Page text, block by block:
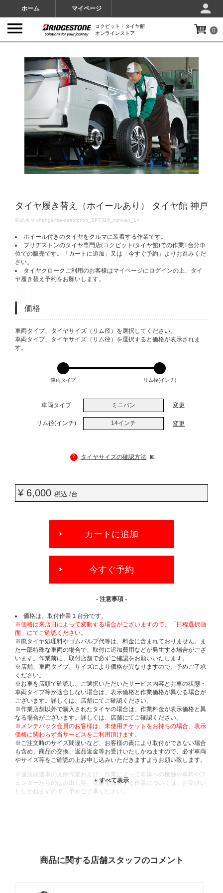
ホーム マイページ
コクピット・タイヤ館
オンラインストア
0
タイヤ履き替え（ホイールあり） タイヤ館 神戸
DETAILS
商品番号 change-tire-desorption_SP7316_minivan_14
ホイール付きのタイヤをクルマに装着する作業です。
ブリヂストンのタイヤ専門店(コクピット/タイヤ館)での作業1台分単
位での販売です。「カートに追加」又は「今すぐ予約」よりお進みくだ
さい。
タイヤクロークご利用のお客様はマイページにログインの上、タイ
ヤ履き替え予約をお願いします。
価格
VARIATIONS
車両タイプ、タイヤサイズ（リム径）を選択してください。
車両タイプ、タイヤサイズ（リム径）を選択すると価格が表示されま
す。
車両タイプ リム径(インチ)
車両タイプ ミニバン 変更
リム径(インチ) 14インチ 変更
? タイヤサイズの確認方法
¥ 6,000 税込 /台
OPTIONS
カートに追加
今すぐ予約
- 注意事項 -
価格は、取付作業１台分です。
※価格は来店日によって変動する場合がございますので、「日程選択画
面」にてご確認ください。
※廃タイヤ処理料やゴムバルブ代等は、料金に含まれておりません。ま
た一部特殊な車両の場合で、取付に追加費用などが発生する場合がござ
います。作業前に、取付店舗で必ずご確認をお願いいたします。
※店舗、車両タイプ、サイズにより価格が異なりますので、予めご了承
ください。
※お車を店頭で確認し、ご選択いただいたサービス内容とお車の状態・
車両タイプ等が適合しない場合は、表示価格と作業価格が異なる場合が
ございます。詳しくは、店舗にてご確認ください。
※作業店舗以外で購入されたタイヤの場合は、作業料金が表示価格と異
なる場合がございます。詳しくは、店舗にてご確認ください。
※メンテパック会員のお客様は、未使用チケットをお持ちの場合、表示
価格に関わらず当サービスをご利用頂けます。
※ご注文時のサイズ間違いなど、お客様の責により取付ができない場合
も含め、商品の交換、返品返金等お受けいたしかねますので、必ず車両
やサイズ等をご確認の上お申し込みいただきますようお願い致します。
※違法改造車の入庫作業および、作業によって車体への接触や車枠やフ
ェンダーからのはみ出し等、法規を逸脱する作業については、お受けい
たしかねますので、予めご了承ください。
商品に関する店舗スタッフのコメント